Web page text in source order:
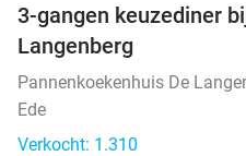
3-gangen keuzediner
Langenberg
Pannenkoekenhuis De
Ede
Verkocht: 1.310